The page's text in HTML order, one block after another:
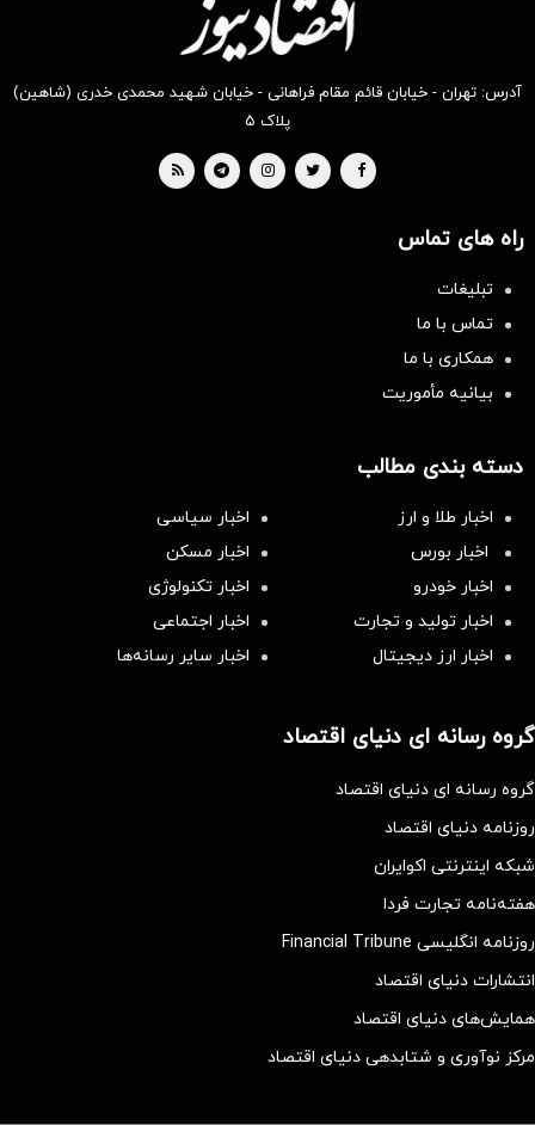
آدرس: تهران - خیابان قائم مقام فراهانی - خیابان شهید محمدی خدری (شاهین)
پلاک ۵
راه های تماس
تبلیغات
تماس با ما
همکاری با ما
بیانیه مأموریت
دسته بندی مطالب
اخبار طلا و ارز
اخبار سیاسی
اخبار بورس
اخبار مسکن
اخبار خودرو
اخبار تکنولوژی
اخبار تولید و تجارت
اخبار اجتماعی
اخبار ارز دیجیتال
اخبار سایر رسانه‌‌ها
گروه رسانه ای دنیای اقتصاد
گروه رسانه ای دنیای اقتصاد
روزنامه دنیای اقتصاد
شبکه اینترنتی اکوایران
هفته‌نامه تجارت فردا
روزنامه انگلیسی Financial Tribune
انتشارات دنیای اقتصاد
همایش‌های دنیای اقتصاد
مرکز نوآوری و شتابدهی دنیای اقتصاد